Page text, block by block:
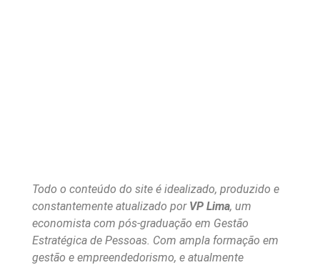
Todo o conteúdo do site é idealizado, produzido e
constantemente atualizado por VP Lima, um
economista com pós-graduação em Gestão
Estratégica de Pessoas. Com ampla formação em
gestão e empreendedorismo, e atualmente